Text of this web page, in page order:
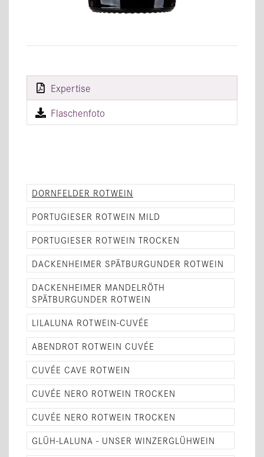
DORNFELDER ROTWEIN
PORTUGIESER ROTWEIN MILD
PORTUGIESER ROTWEIN TROCKEN
DACKENHEIMER SPÄTBURGUNDER ROTWEIN
DACKENHEIMER MANDELRÖTH
SPÄTBURGUNDER ROTWEIN
LILALUNA ROTWEIN-CUVÉE
ABENDROT ROTWEIN CUVÉE
CUVÉE CAVE ROTWEIN
CUVÉE NERO ROTWEIN TROCKEN
CUVÉE NERO ROTWEIN TROCKEN
GLÜH-LALUNA - UNSER WINZERGLÜHWEIN
Expertise
Flaschenfoto